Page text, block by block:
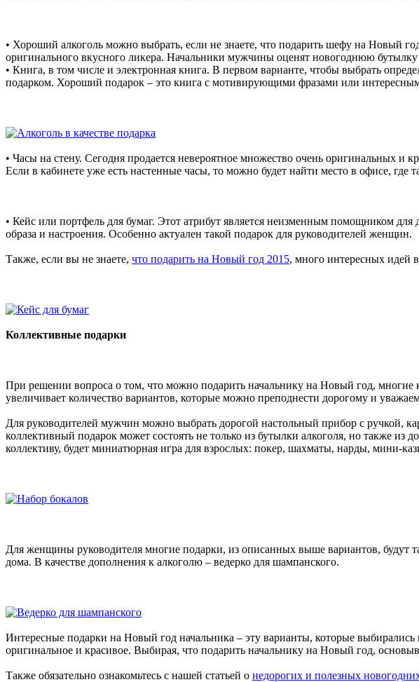
• Хороший алкоголь можно выбрать, если не знаете, что подарить шефу на Новый
оригинального вкусного ликера. Начальники мужчины оценят новогоднюю
• Книга, в том числе и электронная книга. В первом варианте, чтобы выбрать
подарком. Хороший подарок – это книга с мотивирующими фразами или
• Часы на стену. Сегодня продается невероятное множество очень оригинальных и
Если в кабинете уже есть настенные часы, то можно будет найти место в офисе, где
• Кейс или портфель для бумаг. Этот атрибут является неизменным помощником
образа и настроения. Особенно актуален такой подарок для руководителей женщин.
Также, если вы не знаете, что подарить на Новый год 2015, много интересных идей
Коллективные подарки
При решении вопроса о том, что можно подарить начальнику на Новый год, многие
увеличивает количество вариантов, которые можно преподнести дорогому и
Для руководителей мужчин можно выбрать дорогой настольный прибор с ручкой,
коллективный подарок может состоять не только из бутылки алкоголя, но также
коллективу, будет миниатюрная игра для взрослых: покер, шахматы, нарды, мини-
Для женщины руководителя многие подарки, из описанных выше вариантов, будут
дома. В качестве дополнения к алкоголю – ведерко для шампанского.
Интересные подарки на Новый год начальника – эту варианты, которые выбирались
оригинальное и красивое. Выбирая, что подарить начальнику на Новый год,
Также обязательно ознакомьтесь с нашей статьей о недорогих и полезных